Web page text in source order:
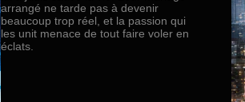
arrangé ne tarde pas à devenir
beaucoup trop réel, et la passion qui
les unit menace de tout faire voler en
éclats.